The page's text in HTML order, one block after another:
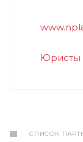
Юристы
СПИСОК